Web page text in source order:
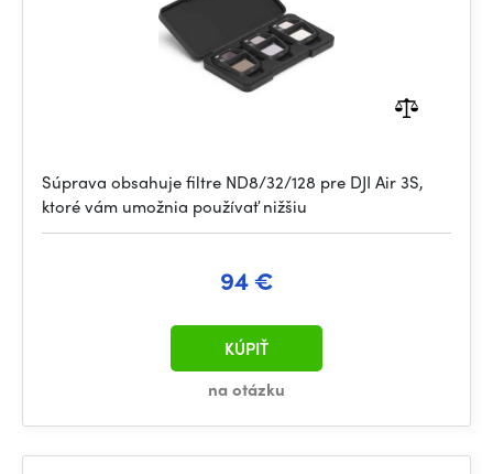
Súprava obsahuje filtre ND8/32/128 pre DJI Air 3S,
ktoré vám umožnia používať nižšiu
94 €
na otázku
KÚPIŤ